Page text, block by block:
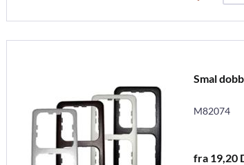
Smal
M82074
fra 19,20